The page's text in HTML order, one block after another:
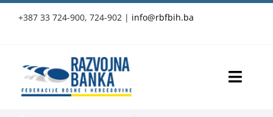
+387 33 724-900, 724-902 | info@rbfbih.ba